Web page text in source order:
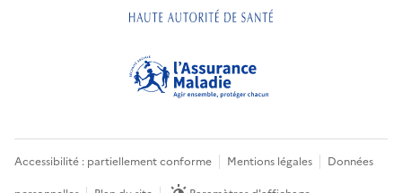
Accessibilité : partiellement conforme Mentions légales
Données